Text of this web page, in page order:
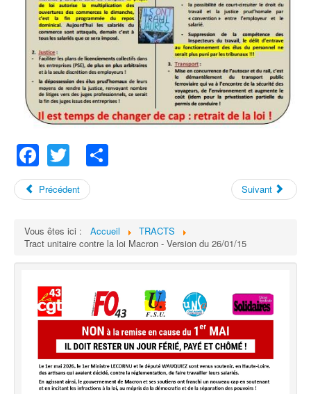
Facebook
Twitter
Précédent Suivant
Vous êtes ici : Accueil
TRACTS
Tract unitaire contre la loi Macron - Version du 26/01/15